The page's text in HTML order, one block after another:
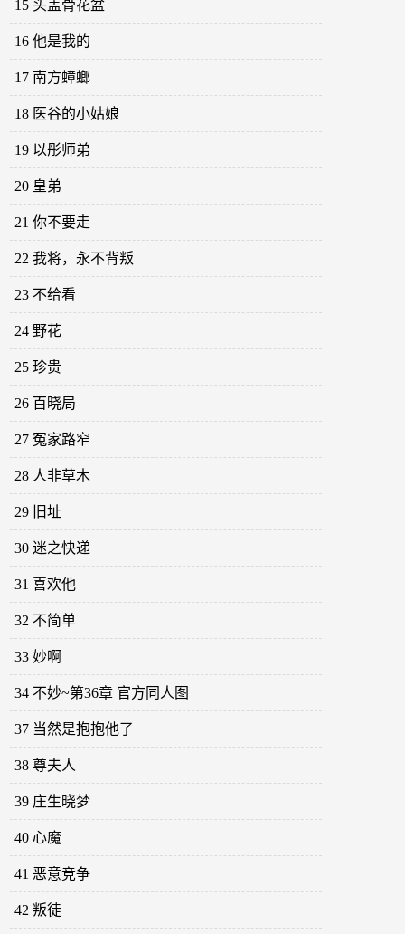
15 头盖骨花盆
16 他是我的
17 南方蟑螂
18 医谷的小姑娘
19 以彤师弟
20 皇弟
21 你不要走
22 我将，永不背叛
23 不给看
24 野花
25 珍贵
26 百晓局
27 冤家路窄
28 人非草木
29 旧址
30 迷之快递
31 喜欢他
32 不简单
33 妙啊
34 不妙~第36章 官方同人图
37 当然是抱抱他了
38 尊夫人
39 庄生晓梦
40 心魔
41 恶意竞争
42 叛徒